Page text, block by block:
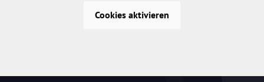
Cookies aktivieren